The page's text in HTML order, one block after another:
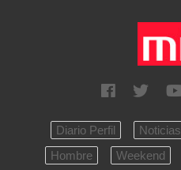
Diario Perfil Noticias
Hombre
Weekend